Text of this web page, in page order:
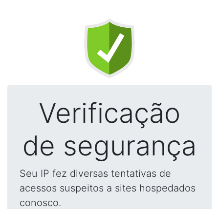
Verificação
de segurança
Seu IP fez diversas tentativas de
acessos suspeitos a sites hospedados
conosco.